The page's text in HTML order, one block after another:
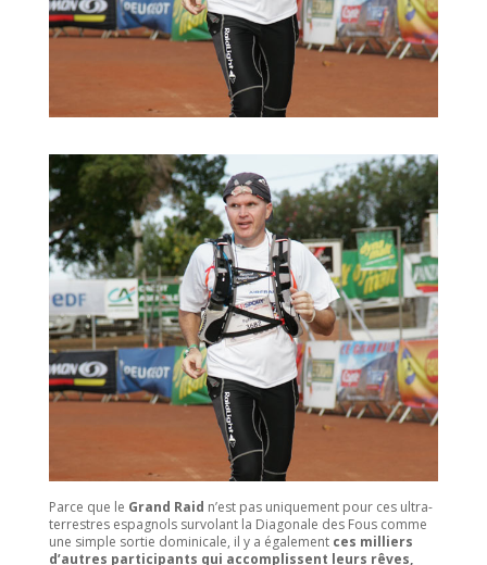
Parce que le Grand Raid n’est pas uniquement pour ces ultra-
terrestres espagnols survolant la Diagonale des Fous comme
une simple sortie dominicale, il y a également ces milliers
d’autres participants qui accomplissent leurs rêves,